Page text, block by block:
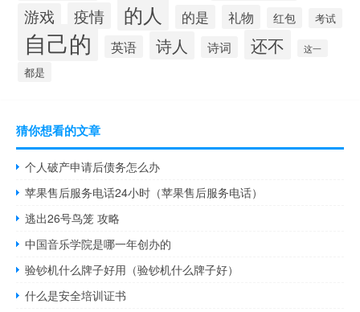
游戏 疫情 的人 的是 礼物 红包 考试
自己的 英语 诗人 诗词 还不 这一
都是
猜你想看的文章
个人破产申请后债务怎么办
苹果售后服务电话24小时（苹果售后服务电话）
逃出26号鸟笼 攻略
中国音乐学院是哪一年创办的
验钞机什么牌子好用（验钞机什么牌子好）
什么是安全培训证书